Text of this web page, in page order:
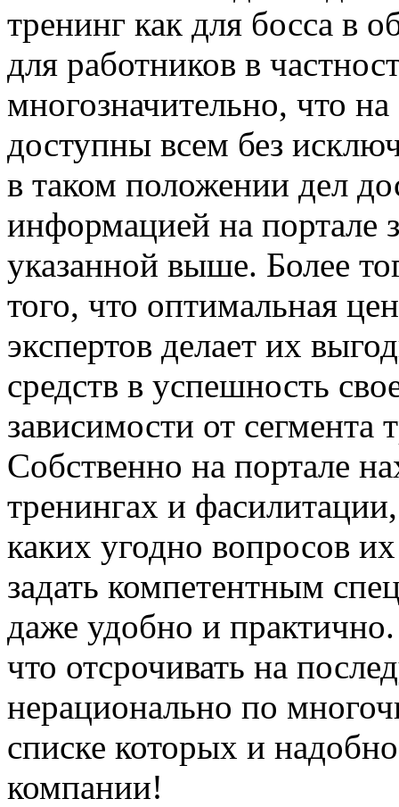
тренинг как для босса в
для работников в
многозначительно, что
доступны всем без
в таком положении дел
информацией на портале
указанной выше. Более
того, что оптимальная
экспертов делает их
средств в успешность
зависимости от сегмента
Собственно на портале
тренингах и
каких угодно вопросов
задать компетентным
даже удобно и
что отсрочивать на
нерационально по
списке которых и
компании!